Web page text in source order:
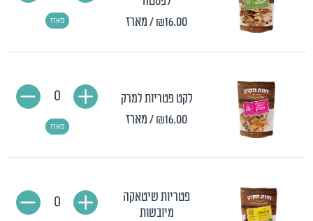
₪16.00/ מארז מארז
לקט פטריות למרק
₪16.00/ מארז מארז
0
פטריות שיטאקה
מיובשות
0